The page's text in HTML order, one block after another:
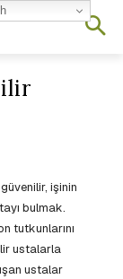
işinin
bulmak.
tutkunlarını
ustalarla
ustalar